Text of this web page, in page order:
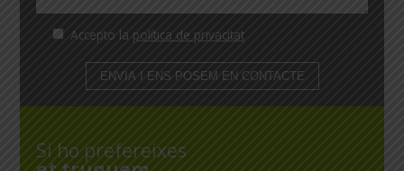
Accepto la política de privacitat
Si ho prefereixes